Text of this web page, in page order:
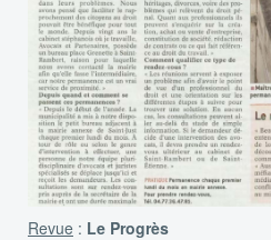
Revue : Le Progrès